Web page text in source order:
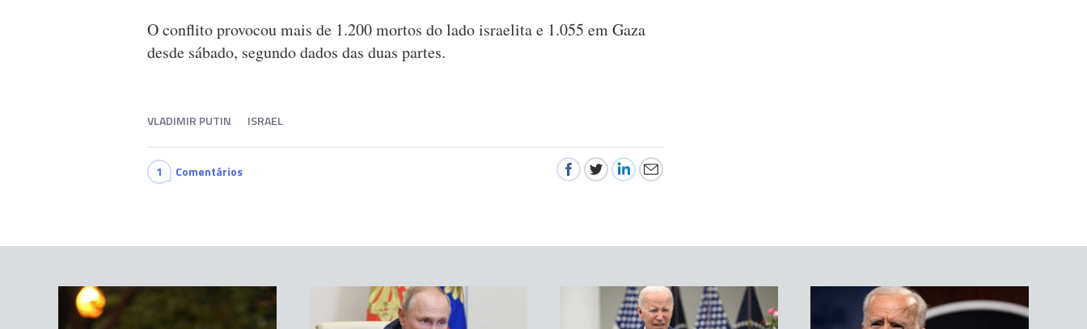
O conflito provocou mais de 1.200 mortos do lado israelita e 1.055 em Gaza
desde sábado, segundo dados das duas partes.
VLADIMIR PUTIN ISRAEL
1 Comentários